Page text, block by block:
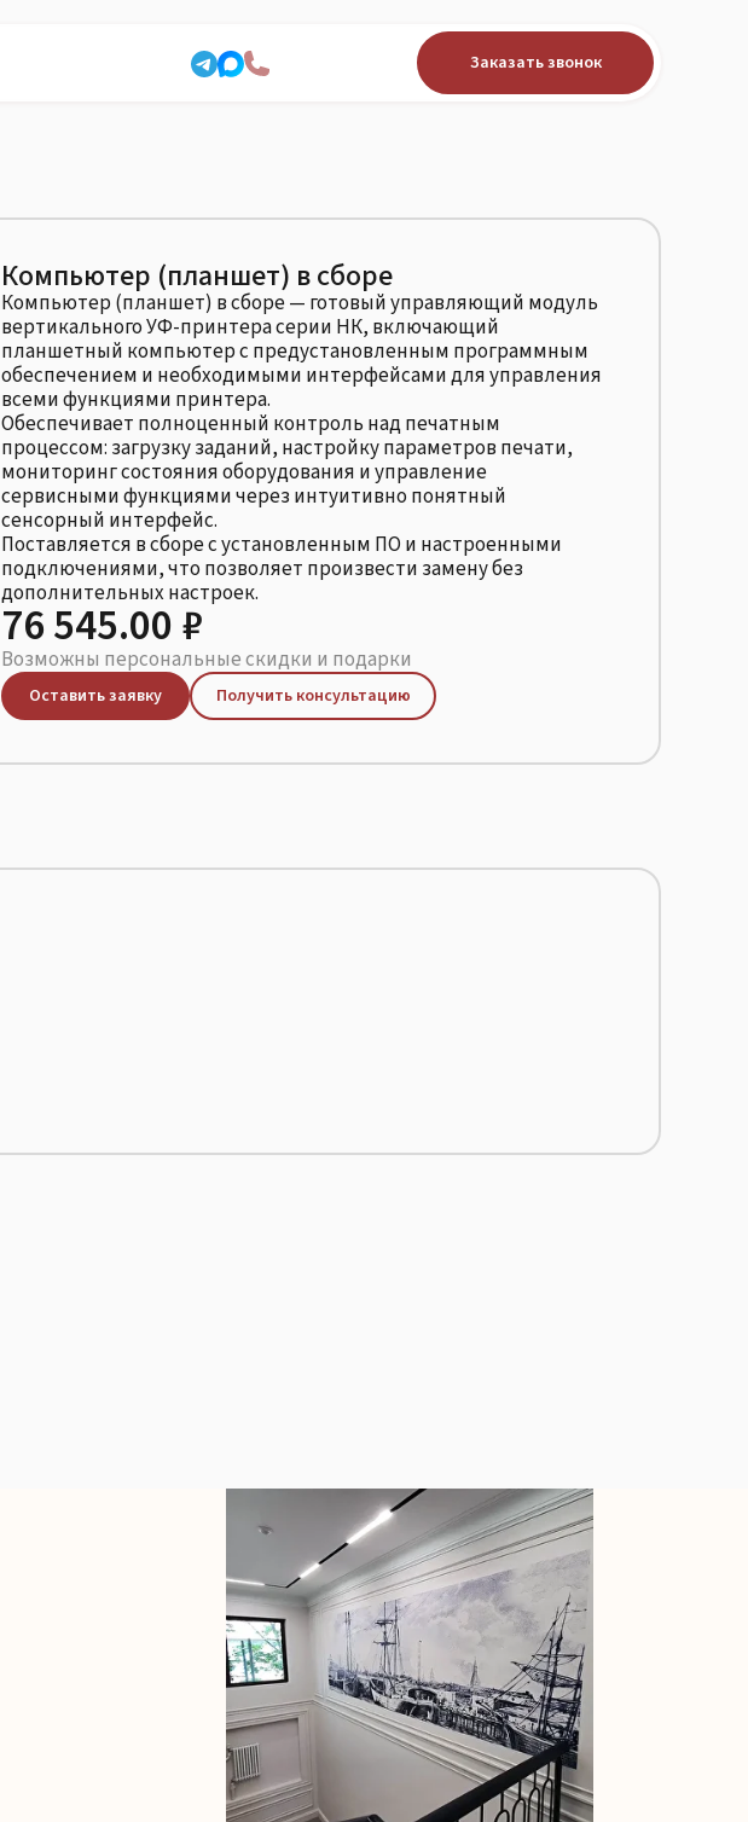
Заказать звонок
Компьютер (планшет) в сборе
Компьютер (планшет) в сборе — готовый управляющий модуль
вертикального УФ-принтера серии НК, включающий
планшетный компьютер с предустановленным программным
обеспечением и необходимыми интерфейсами для управления
всеми функциями принтера.
Обеспечивает полноценный контроль над печатным
процессом: загрузку заданий, настройку параметров печати,
мониторинг состояния оборудования и управление
сервисными функциями через интуитивно понятный
сенсорный интерфейс.
Поставляется в сборе с установленным ПО и настроенными
подключениями, что позволяет произвести замену без
дополнительных настроек.
76 545.00 ₽
Возможны персональные скидки и подарки
Оставить заявку Получить консультацию